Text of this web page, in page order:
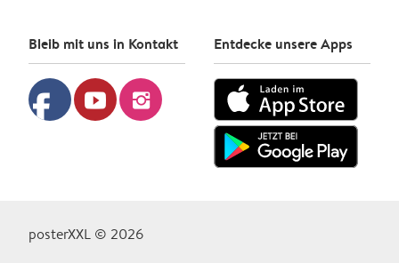
Bleib mit uns in Kontakt
facebook youtube instagram
Entdecke unsere Apps
posterXXL © 2026